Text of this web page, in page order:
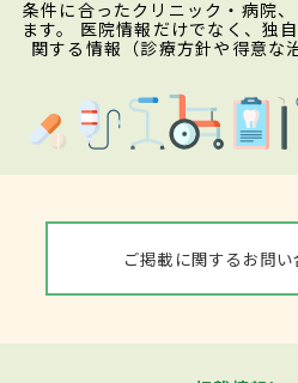
条件に合ったクリニック・病院
ます。 医院情報だけでなく、独
関する情報（診療方針や得意な
ご掲載に関するお問